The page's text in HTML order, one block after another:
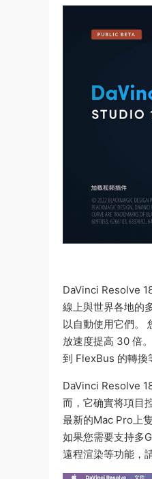
DaVinci Resolve
線上與世界各地的
以自動使用它們。
放速度提高 30 倍
到 FlexBus 的轉換
DaVinci Resolve
而，它确實将項目
最新的Mac Pro上
如果您需要支持多
遠程渲染等功能，